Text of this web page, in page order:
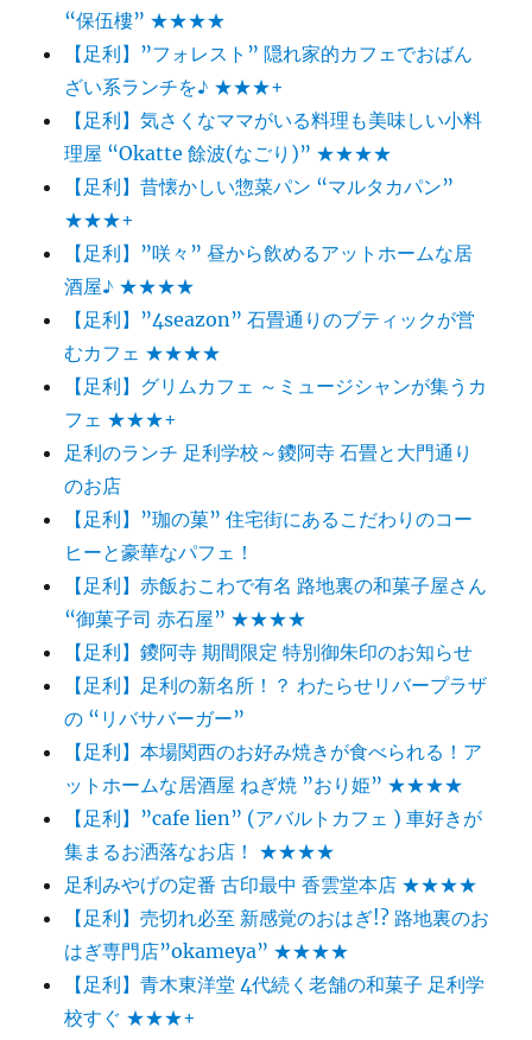
“保伍樓” ★★★★
【足利】”フォレスト” 隠れ家的カフェでおばん
ざい系ランチを♪ ★★★+
【足利】気さくなママがいる料理も美味しい小料
理屋 “Okatte 餘波(なごり)” ★★★★
【足利】昔懐かしい惣菜パン “マルタカパン”
★★★+
【足利】”咲々” 昼から飲めるアットホームな居
酒屋♪ ★★★★
【足利】”4seazon” 石畳通りのブティックが営
むカフェ ★★★★
【足利】グリムカフェ ～ミュージシャンが集うカ
フェ ★★★+
足利のランチ 足利学校～鑁阿寺 石畳と大門通り
のお店
【足利】”珈の菓” 住宅街にあるこだわりのコー
ヒーと豪華なパフェ！
【足利】赤飯おこわで有名 路地裏の和菓子屋さん
“御菓子司 赤石屋” ★★★★
【足利】鑁阿寺 期間限定 特別御朱印のお知らせ
【足利】足利の新名所！？ わたらせリバープラザ
の “リバサバーガー”
【足利】本場関西のお好み焼きが食べられる！ア
ットホームな居酒屋 ねぎ焼 ”おり姫” ★★★★
【足利】”cafe lien” (アバルトカフェ ) 車好きが
集まるお洒落なお店！ ★★★★
足利みやげの定番 古印最中 香雲堂本店 ★★★★
【足利】売切れ必至 新感覚のおはぎ!? 路地裏のお
はぎ専門店”okameya” ★★★★
【足利】青木東洋堂 4代続く老舗の和菓子 足利学
校すぐ ★★★+